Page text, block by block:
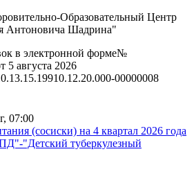
Образовательный Центр
Антоновича Шадрина"
в электронной форме№
5 августа 2026
10.12.20.000-00000008
07:00
(сосиски) на 4 квартал 2026 года
"Детский туберкулезный